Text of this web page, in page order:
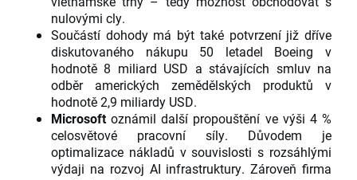
nulovými cly.
Součástí dohody má být také potvrzení již dříve
diskutovaného nákupu 50 letadel Boeing v
hodnotě 8 miliard USD a stávajících smluv na
odběr amerických zemědělských produktů v
hodnotě 2,9 miliardy USD.
Microsoftoznámil další propouštění ve výši 4 %
celosvětové pracovní síly. Důvodem je
optimalizace nákladů v souvislosti s rozsáhlými
výdaji na rozvoj AI infrastruktury. Zároveň firma